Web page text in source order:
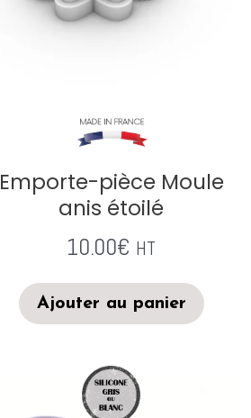
Emporte-pièce Moule
anis étoilé
10.00€ HT
Ajouter au panier